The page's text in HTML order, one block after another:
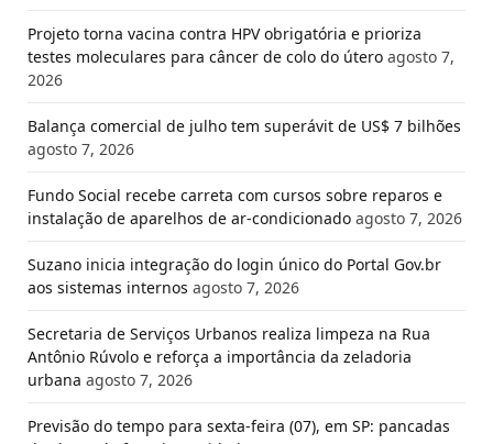
Projeto torna vacina contra HPV obrigatória e prioriza
testes moleculares para câncer de colo do útero agosto 7,
2026
Balança comercial de julho tem superávit de US$ 7 bilhões
agosto 7, 2026
Fundo Social recebe carreta com cursos sobre reparos e
instalação de aparelhos de ar-condicionado agosto 7, 2026
Suzano inicia integração do login único do Portal Gov.br
aos sistemas internos agosto 7, 2026
Secretaria de Serviços Urbanos realiza limpeza na Rua
Antônio Rúvolo e reforça a importância da zeladoria
urbana agosto 7, 2026
Previsão do tempo para sexta-feira (07), em SP: pancadas